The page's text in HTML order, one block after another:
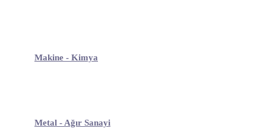
Makine - Kimya
Metal - Ağır Sanayi